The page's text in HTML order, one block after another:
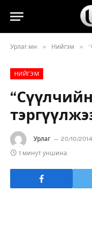
Урлаг.мн » Нийгэм »
НИЙГЭМ
Урлаг 20/10/2014
1 минут уншина